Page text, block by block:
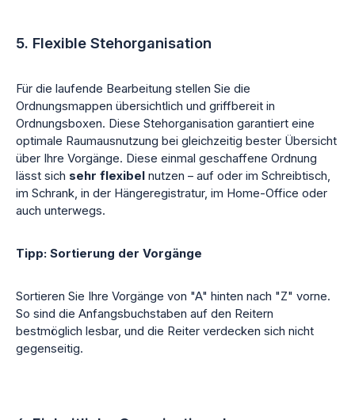
5. Flexible Stehorganisation
Für die laufende Bearbeitung stellen Sie die
Ordnungsmappen übersichtlich und griffbereit in
Ordnungsboxen. Diese Stehorganisation garantiert eine
optimale Raumausnutzung bei gleichzeitig bester Übersicht
über Ihre Vorgänge. Diese einmal geschaffene Ordnung
lässt sich sehr flexibel nutzen – auf oder im Schreibtisch,
im Schrank, in der Hängeregistratur, im Home-Office oder
auch unterwegs.
Tipp: Sortierung der Vorgänge
Sortieren Sie Ihre Vorgänge von "A" hinten nach "Z" vorne.
So sind die Anfangsbuchstaben auf den Reitern
bestmöglich lesbar, und die Reiter verdecken sich nicht
gegenseitig.